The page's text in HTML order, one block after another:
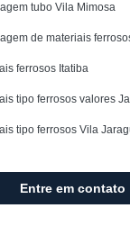
tubo Vila Mimosa
de materiais
ferrosos Itatiba
tipo ferrosos valores
tipo ferrosos Vila
Entre em contato